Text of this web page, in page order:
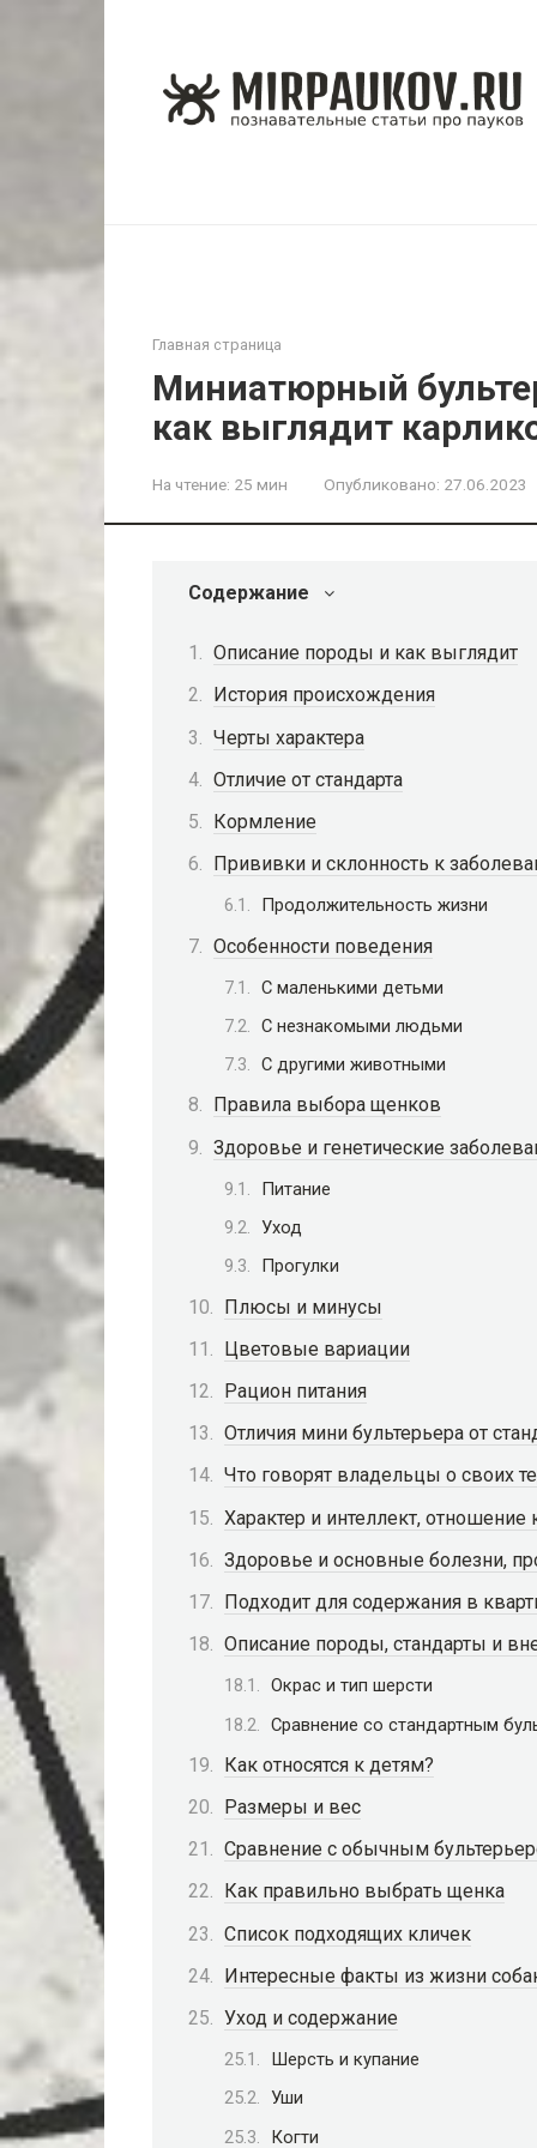
Главная страница
Миниатюрный
как выглядит
На чтение: 25 мин Опубликовано: 27.06.2023
Содержание
Описание породы и как выглядит
История происхождения
Черты характера
Отличие от стандарта
Кормление
Прививки и склонность к
Продолжительность жизни
Особенности поведения
С маленькими детьми
С незнакомыми людьми
С другими животными
Правила выбора щенков
Здоровье и генетические
Питание
Уход
Прогулки
Плюсы и минусы
Цветовые вариации
Рацион питания
Отличия мини бультерьера от
Что говорят владельцы о своих
Характер и интеллект,
Здоровье и основные болезни,
Подходит для содержания в
Описание породы, стандарты и
Окрас и тип шерсти
Сравнение со стандартным
Как относятся к детям?
Размеры и вес
Сравнение с обычным
Как правильно выбрать щенка
Список подходящих кличек
Интересные факты из жизни
Уход и содержание
Шерсть и купание
Уши
Когти